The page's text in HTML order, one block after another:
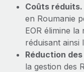
Coûts réduits.
en Roumanie
EOR élimine la
réduisant ainsi
Réduction
la gestion des